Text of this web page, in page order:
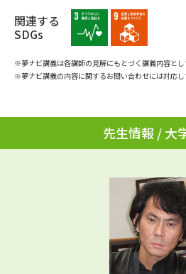
ユーザーサポ
Ｑ＆Ａ よくあるご質問 大学
受
テレメール
テ
訂
関連する
SDGs
※夢ナビ講義は各講師の見解にもとづく講義内容とし
※夢ナビ講義の内容に関するお問い合わせには対応し
先生情報 / 大